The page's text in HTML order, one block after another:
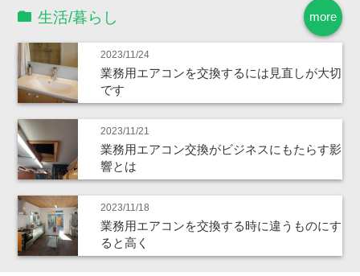
more
生活/暮らし
2023/11/24
業務用エアコンを交換するには見直しが大切
です
2023/11/21
業務用エアコン交換がビジネスにもたらす影
響とは
2023/11/18
業務用エアコンを交換する時に違うものにす
ると高く